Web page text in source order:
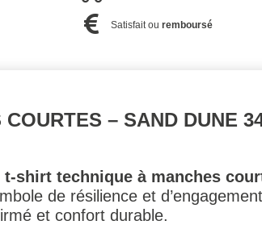
Satisfait ouremboursé
– SAND DUNE
t-shirt technique à manches
de résilience et
et confort durable.